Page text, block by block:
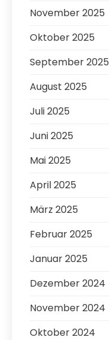
November 2025
Oktober 2025
September 2025
August 2025
Juli 2025
Juni 2025
Mai 2025
April 2025
März 2025
Februar 2025
Januar 2025
Dezember 2024
November 2024
Oktober 2024